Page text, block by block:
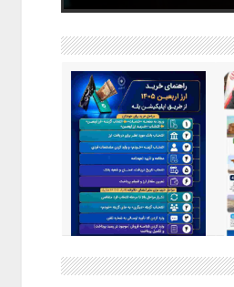
اینفوگرافیک / راهنمای خرید ارز
اربعین از طریق اپلیکیشن بله